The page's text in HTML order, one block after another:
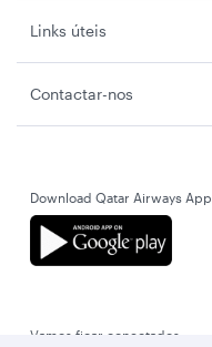
Links úteis
Contactar-nos
Download Qatar Airways App
Vamos ficar conectados